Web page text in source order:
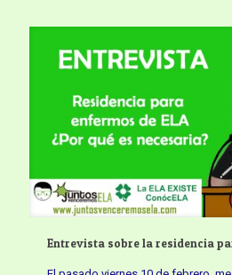
Entrevista sobre la residencia